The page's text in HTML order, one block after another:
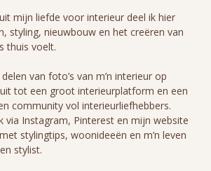
mijn liefde voor interieur deel ik hier
styling, nieuwbouw en het creëren van
thuis voelt.
van foto’s van m’n interieur op
tot een groot interieurplatform en een
community vol interieurliefhebbers.
via Instagram, Pinterest en mijn website
stylingtips, woonideeën en m’n leven
stylist.